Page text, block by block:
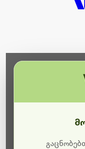
ბოდიშს
მიმდინარეობს